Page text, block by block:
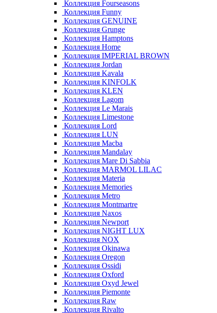
Коллекция Fourseasons
Коллекция Funny
Коллекция GENUINE
Коллекция Grunge
Коллекция Hamptons
Коллекция Home
Коллекция IMPERIAL BROWN
Коллекция Jordan
Коллекция Kavala
Коллекция KINFOLK
Коллекция KLEN
Коллекция Lagom
Коллекция Le Marais
Коллекция Limestone
Коллекция Lord
Коллекция LUN
Коллекция Macba
Коллекция Mandalay
Коллекция Mare Di Sabbia
Коллекция MARMOL LILAC
Коллекция Materia
Коллекция Memories
Коллекция Metro
Коллекция Montmartre
Коллекция Naxos
Коллекция Newport
Коллекция NIGHT LUX
Коллекция NOX
Коллекция Okinawa
Коллекция Oregon
Коллекция Ossidi
Коллекция Oxford
Коллекция Oxyd Jewel
Коллекция Piemonte
Коллекция Raw
Коллекция Rivalto